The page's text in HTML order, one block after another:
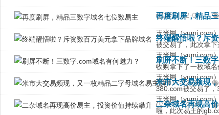
2017-12-07
再度刷屏，精品
玉米网（yumi.com
被交易了，此次拿
2017-12-06
终端醒悟啦？斥
玉米网（yumi.com
收购拿下了一枚域
2017-12-05
刷屏不断！三数
玉米网（yumi.com
380.com被交易了
米市大交易频现
玉米网（yumi.com
啦，此次易主的
二杂域名再现高